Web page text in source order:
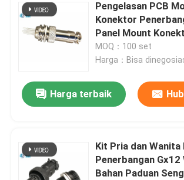
Pengelasan PCB
Konektor
Panel Mount
MOQ：100 set
Harga：Bisa
Harga terbaik
Kit Pria dan
Penerbangan Gx12
Bahan Paduan Seng